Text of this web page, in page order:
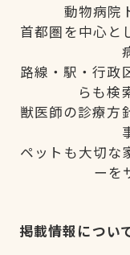
動物病院
首都圏を中心と
路線・駅・行政
らも検
獣医師の診療方
ペットも大切な
ーを
掲載情報につい